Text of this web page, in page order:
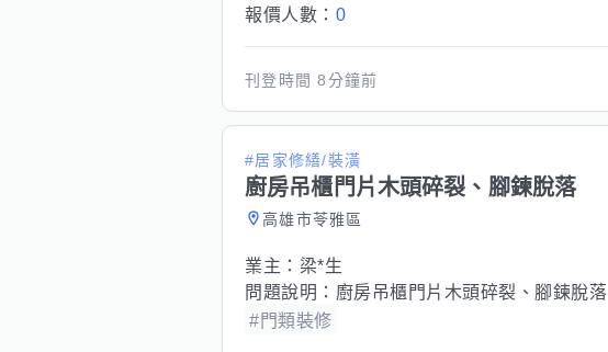
報價人數： 0
刊登時間8分鐘前
#居家修繕/裝潢
廚房吊櫃門片木頭碎裂、腳鍊脫落
高雄市苓雅區
業主： 梁*生
問題說明： 廚房吊櫃門片木頭碎裂、腳鍊脫落
#門類裝修